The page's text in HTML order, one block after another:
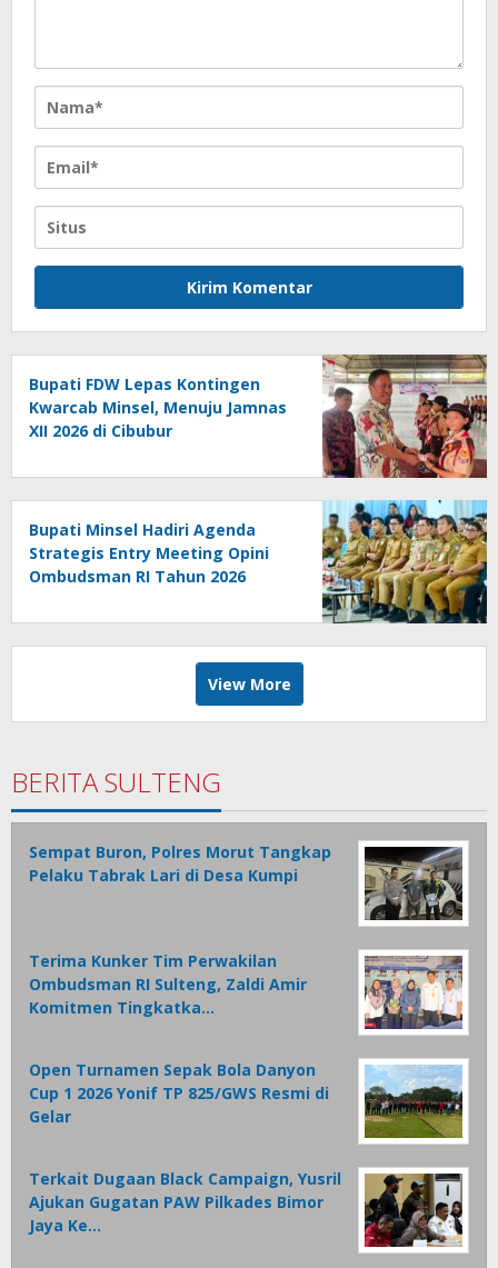
Bupati FDW Lepas Kontingen
Kwarcab Minsel, Menuju Jamnas
XII 2026 di Cibubur
Bupati Minsel Hadiri Agenda
Strategis Entry Meeting Opini
Ombudsman RI Tahun 2026
View More
BERITA SULTENG
Sempat Buron, Polres Morut Tangkap
Pelaku Tabrak Lari di Desa Kumpi
Terima Kunker Tim Perwakilan
Ombudsman RI Sulteng, Zaldi Amir
Komitmen Tingkatka…
Open Turnamen Sepak Bola Danyon
Cup 1 2026 Yonif TP 825/GWS Resmi di
Gelar
Terkait Dugaan Black Campaign, Yusril
Ajukan Gugatan PAW Pilkades Bimor
Jaya Ke…